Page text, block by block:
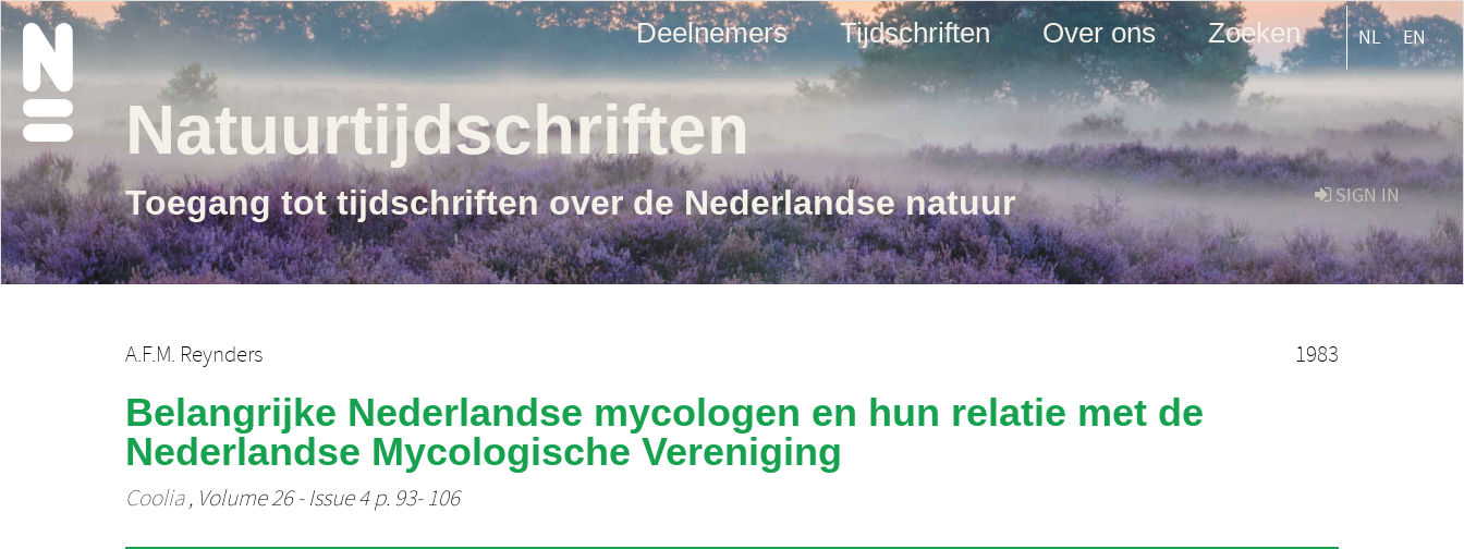
Deelnemers Tijdschriften Over ons Zoeken NL EN
SIGN IN
Natuurtijdschriften
Toegang tot tijdschriften over de Nederlandse natuur
A.F.M. Reynders 1983
Belangrijke Nederlandse mycologen en hun relatie met de
Nederlandse Mycologische Vereniging
Coolia, Volume 26 - Issue 4 p. 93- 106